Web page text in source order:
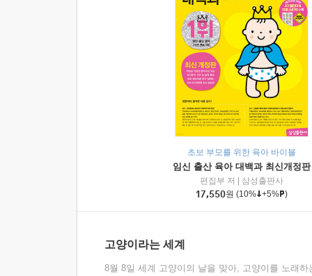
초보 부모를 위한 육아 바이블
임신 출산 육아 대백과 최신개정판
편집부 저
삼성출판사
17,550원 (10% +5% )
고양이라는 세계
8월 8일 세계 고양이의 날을 맞아, 고양이를 노래하